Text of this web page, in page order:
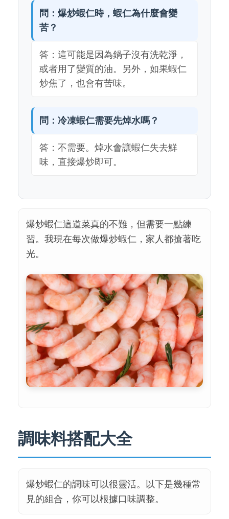
問：爆炒蝦仁時，蝦仁為什麼會變
苦？
答：這可能是因為鍋子沒有洗乾淨，
或者用了變質的油。另外，如果蝦仁
炒焦了，也會有苦味。
問：冷凍蝦仁需要先焯水嗎？
答：不需要。焯水會讓蝦仁失去鮮
味，直接爆炒即可。
爆炒蝦仁這道菜真的不難，但需要一點練
習。我現在每次做爆炒蝦仁，家人都搶著吃
光。
調味料搭配大全
爆炒蝦仁的調味可以很靈活。以下是幾種常
見的組合，你可以根據口味調整。